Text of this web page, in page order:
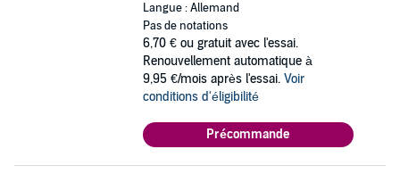
Langue : Allemand
Pas de notations
6,70 € ou gratuit avec l'essai.
Renouvellement automatique à
9,95 €/mois après l'essai. Voir
conditions d'éligibilité
Précommande